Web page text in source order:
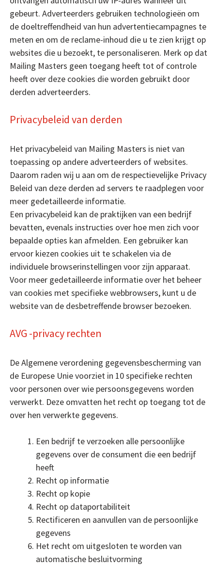
gebeurt. Adverteerders gebruiken technologieën om
de doeltreffendheid van hun advertentiecampagnes te
meten en om de reclame-inhoud die u te zien krijgt op
websites die u bezoekt, te personaliseren. Merk op dat
Mailing Masters geen toegang heeft tot of controle
heeft over deze cookies die worden gebruikt door
derden adverteerders.
Privacybeleid van derden
Het privacybeleid van Mailing Masters is niet van
toepassing op andere adverteerders of websites.
Daarom raden wij u aan om de respectievelijke Privacy
Beleid van deze derden ad servers te raadplegen voor
meer gedetailleerde informatie.
Een privacybeleid kan de praktijken van een bedrijf
bevatten, evenals instructies over hoe men zich voor
bepaalde opties kan afmelden. Een gebruiker kan
ervoor kiezen cookies uit te schakelen via de
individuele browserinstellingen voor zijn apparaat.
Voor meer gedetailleerde informatie over het beheer
van cookies met specifieke webbrowsers, kunt u de
website van de desbetreffende browser bezoeken.
AVG -privacy rechten
De Algemene verordening gegevensbescherming van
de Europese Unie voorziet in 10 specifieke rechten
voor personen over wie persoonsgegevens worden
verwerkt. Deze omvatten het recht op toegang tot de
over hen verwerkte gegevens.
Een bedrijf te verzoeken alle persoonlijke
gegevens over de consument die een bedrijf
heeft
Recht op informatie
Recht op kopie
Recht op dataportabiliteit
Rectificeren en aanvullen van de persoonlijke
gegevens
Het recht om uitgesloten te worden van
automatische besluitvorming